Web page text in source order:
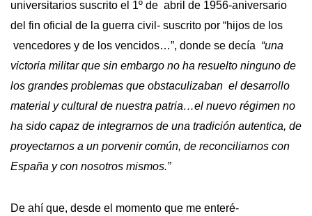
universitarios suscrito el 1º de abril de 1956-aniversario
del fin oficial de la guerra civil- suscrito por “hijos de los
vencedores y de los vencidos…”, donde se decía “una
victoria militar que sin embargo no ha resuelto ninguno de
los grandes problemas que obstaculizaban el desarrollo
material y cultural de nuestra patria…el nuevo régimen no
ha sido capaz de integrarnos de una tradición autentica, de
proyectarnos a un porvenir común, de reconciliarnos con
España y con nosotros mismos.”
De ahí que, desde el momento que me enteré-